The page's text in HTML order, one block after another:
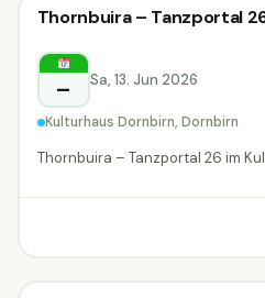
Theater
Dornbirn
Theater
Thornbuira – Tanzportal
– Sa, 13. Jun 2026
Kulturhaus Dornbirn, Dornbirn
Thornbuira – Tanzportal 26 im